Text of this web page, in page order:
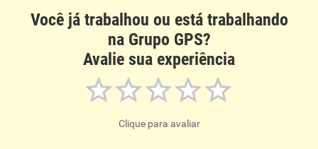
Você já trabalhou ou está trabalhando
na Grupo GPS?
Avalie sua experiência
Clique para avaliar